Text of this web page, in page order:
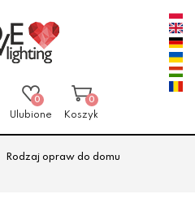
0
Ulubione
0
Koszyk
Rodzaj opraw do domu